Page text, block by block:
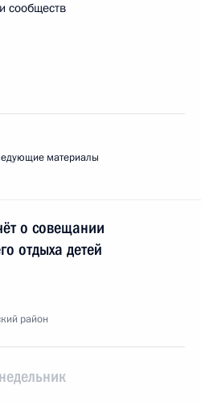
сообществ
материалы
о совещании
отдыха детей
район